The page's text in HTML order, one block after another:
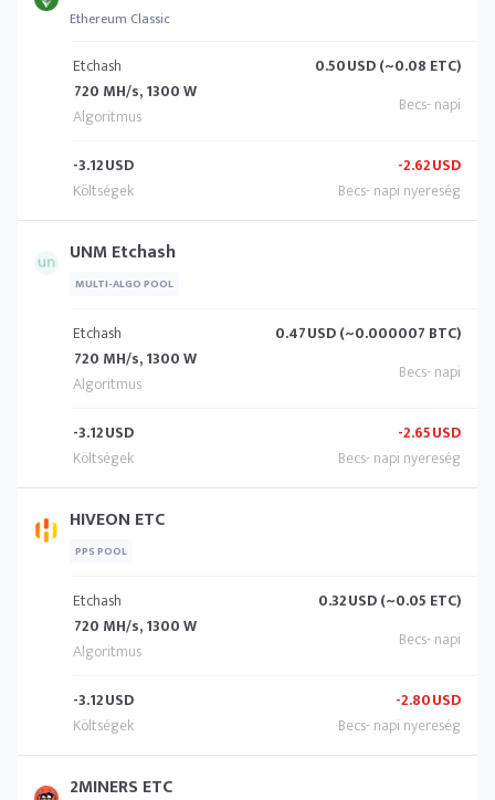
Ethereum Classic
Etchash
720 MH/s, 1300 W
0.50USD (~0.08 ETC)
-3.12USD -2.62USD
UNM Etchash
MULTI-ALGO POOL
Etchash
720 MH/s, 1300 W
0.47USD (~0.000007 BTC)
-3.12USD -2.65USD
HIVEON ETC
PPS POOL
Etchash
720 MH/s, 1300 W
0.32USD (~0.05 ETC)
-3.12USD -2.80USD
2MINERS ETC